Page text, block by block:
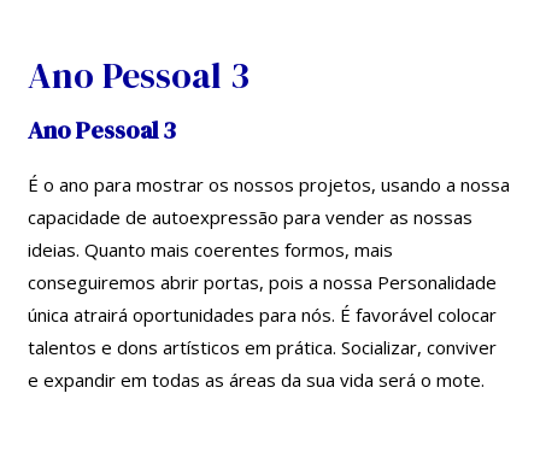
content
Ano Pessoal 3
Ano Pessoal 3
É o ano para mostrar os nossos projetos, usando a nossa
capacidade de autoexpressão para vender as nossas
ideias. Quanto mais coerentes formos, mais
conseguiremos abrir portas, pois a nossa Personalidade
única atrairá oportunidades para nós. É favorável colocar
talentos e dons artísticos em prática. Socializar, conviver
e expandir em todas as áreas da sua vida será o mote.
artigos